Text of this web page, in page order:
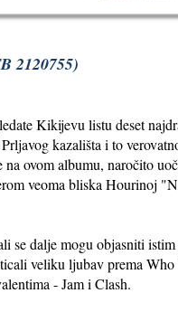
2120755)
Kikijevu listu deset
kazališta i to
na ovom albumu, naročito
veoma bliska Hourinoj
se dalje mogu objasniti
veliku ljubav prema
- Jam i Clash.